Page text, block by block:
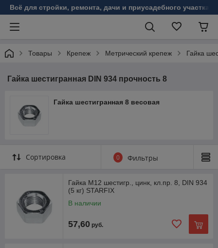
Всё для стройки, ремонта, дачи и приусадебного участка!
Товары Крепеж Метрический крепеж Гайка
Гайка шестигранная DIN 934 прочность 8
Гайка шестигранная 8 весовая
Сортировка 0 Фильтры
Гайка М12 шестигр., цинк, кл.пр. 8, DIN 934
(5 кг) STARFIX
В наличии
57,60 руб.